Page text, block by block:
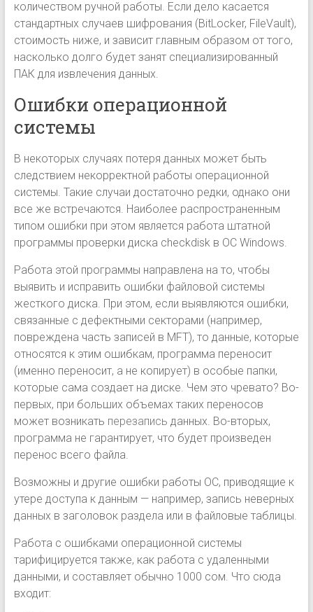
количеством ручной работы. Если дело касается
стандартных случаев шифрования (BitLocker, FileVault),
стоимость ниже, и зависит главным образом от того,
насколько долго будет занят специализированный
ПАК для извлечения данных.
Ошибки операционной
системы
В некоторых случаях потеря данных может быть
следствием некорректной работы операционной
системы. Такие случаи достаточно редки, однако они
все же встречаются. Наиболее распространенным
типом ошибки при этом является работа штатной
программы проверки диска checkdisk в ОС Windows.
Работа этой программы направлена на то, чтобы
выявить и исправить ошибки файловой системы
жесткого диска. При этом, если выявляются ошибки,
связанные с дефектными секторами (например,
повреждена часть записей в MFT), то данные, которые
относятся к этим ошибкам, программа переносит
(именно переносит, а не копирует) в особые папки,
которые сама создает на диске. Чем это чревато? Во-
первых, при больших объемах таких переносов
может возникать перезапись данных. Во-вторых,
программа не гарантирует, что будет произведен
перенос всего файла.
Возможны и другие ошибки работы ОС, приводящие к
утере доступа к данным — например, запись неверных
данных в заголовок раздела или в файловые таблицы.
Работа с ошибками операционной системы
тарифицируется также, как работа с удаленными
данными, и составляет обычно 1000 сом. Что сюда
входит: